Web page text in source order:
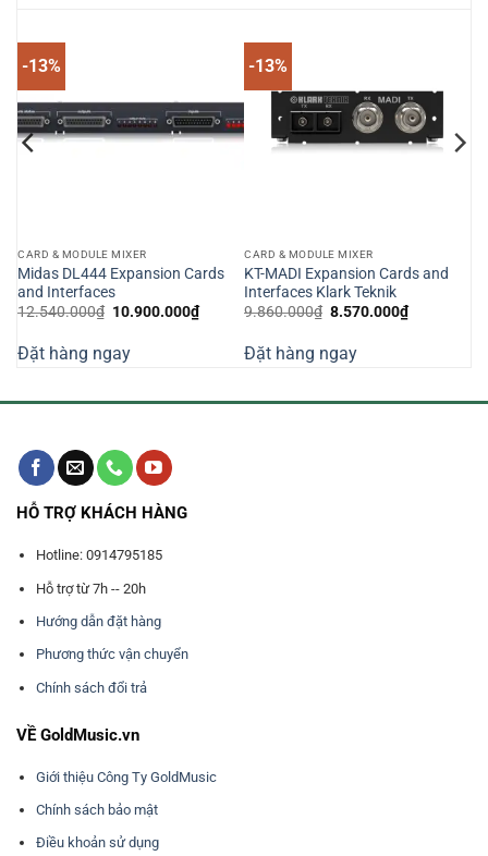
-13%
CARD & MODULE MIXER
Midas DL444 Expansion Cards
and Interfaces
12.540.000₫ Giá
12.540.000₫.
10.900.000₫Giá
hiện
10.900.000₫.
Đặt hàng ngay
-13%
CARD & MODULE MIXER
KT-MADI Expansion Cards and
Interfaces Klark Teknik
9.860.000₫ Giá
9.860.000₫.
8.570.000₫Giá
hiện
Đặt hàng ngay
HỖ TRỢ KHÁCH HÀNG
Hotline: 0914795185
Hỗ trợ từ 7h -- 20h
Hướng dẫn đặt hàng
Phương thức vận chuyển
Chính sách đổi trả
VỀ GoldMusic.vn
Giới thiệu Công Ty GoldMusic
Chính sách bảo mật
Điều khoản sử dụng